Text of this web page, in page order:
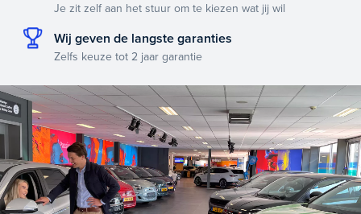
Je zit zelf aan het stuur om te kiezen wat jij wil
Wij geven de langste garanties
Zelfs keuze tot 2 jaar garantie